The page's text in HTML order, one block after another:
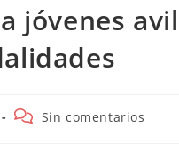
jóvenes
Comentarios
Sin comentarios